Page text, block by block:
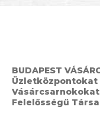
BUDAPEST
Üzletközpontokat
Felelősségű